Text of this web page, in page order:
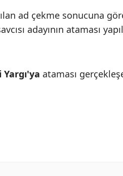
ad çekme sonucuna
adayının ataması
ataması